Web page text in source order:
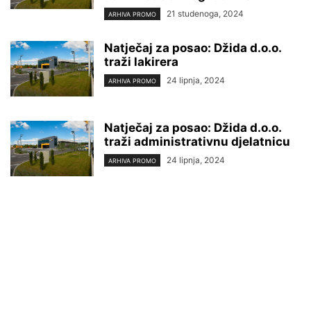
ARHIVA PROMO 21 studenoga, 2024
Natječaj za posao: Džida d.o.o.
traži lakirera
ARHIVA PROMO 24 lipnja, 2024
Natječaj za posao: Džida d.o.o.
traži administrativnu djelatnicu
ARHIVA PROMO 24 lipnja, 2024